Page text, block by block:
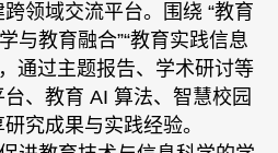
领域交流平台。围绕 “教育
与教育融合”“教育实践信息
通过主题报告、学术研讨等
、教育 AI 算法、智慧校园
究成果与实践经验。